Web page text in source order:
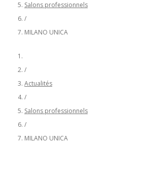
Salons professionnels
/
MILANO UNICA
/
Actualités
/
Salons professionnels
/
MILANO UNICA